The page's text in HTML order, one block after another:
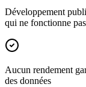
Développement
qui ne fonctionne pas
Aucun rendement
des données